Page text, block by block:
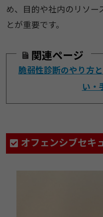
め、目的や社内のリソー
とが重要です。
関連ページ
脆弱性診断のやり方
い・
オフェンシブセキ